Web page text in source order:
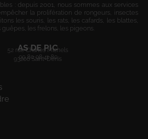
: depuis 2001, nous sommes aux services
la prolifération de rongeurs, insectes
les souris, les rats, les cafards, les blattes,
guêpes, les frelons, les pigeons.
AS DE PIC
52 rue Charles Michels
93200 Saint-Denis
09 80 08 41 80